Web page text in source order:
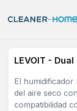
LEVOIT -
El humidificador
del aire seco
compatibilidad